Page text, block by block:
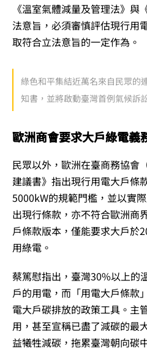
《溫室氣體減量及管理法》與
法意旨，必須審慎評估現行用
取符合立法意旨的一定作為。
綠色和平集結近萬名來自民眾的
知書，並將啟動臺灣首例氣候訴
歐洲商會要求大戶綠電義
民眾以外，歐洲在臺商務協會
建議書》指出現行用電大戶條
5000kW的規範門檻，並以實
出現行條款，亦不符合歐洲商
戶條款版本，僅能要求大戶於
用綠電。
蔡篤慰指出，臺灣30%以上的
戶的用電，而「用電大戶條款
電大戶碳排放的政策工具。主
用，甚至宣稱已盡了減碳的最
益犧牲減碳，拖累臺灣朝向碳